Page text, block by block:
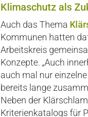
Klimaschutz als
Auch das Thema
Kommunen hatten
Arbeitskreis
Konzepte. „Auch
auch mal nur
bereits lange
Neben der
Kriterienkatalogs für